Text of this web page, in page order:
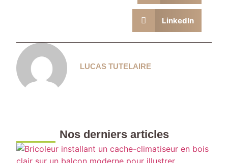
LinkedIn
LUCAS TUTELAIRE
Nos derniers articles